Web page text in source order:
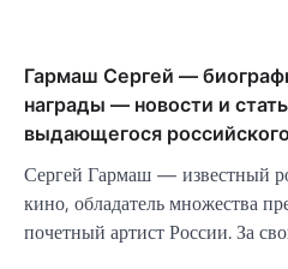
Гармаш Сергей —
награды — новости и
выдающегося
Сергей Гармаш — известный
кино, обладатель множества
почетный артист России. За